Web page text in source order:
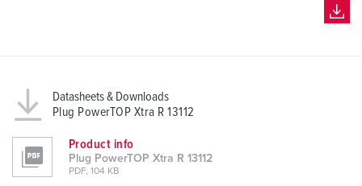
Datasheets & Downloads
Plug PowerTOP Xtra R 13112
Product info
Plug PowerTOP Xtra R 13112
PDF, 104 KB